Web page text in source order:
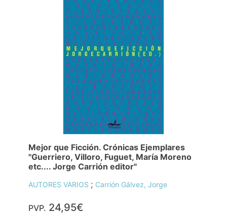
Mejor que Ficción. Crónicas Ejemplares
"Guerriero, Villoro, Fuguet, María Moreno
etc.... Jorge Carrión editor"
AUTORES VARIOS ; Carrión Gálvez, Jorge
PVP. 24,95€